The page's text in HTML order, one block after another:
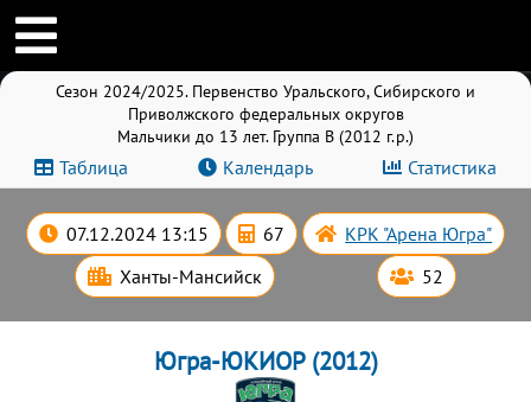
Сезон 2024/2025. Первенство Уральского, Сибирского и
Приволжского федеральных округов
Мальчики до 13 лет. Группа B (2012 г.р.)
Таблица Календарь Статистика
07.12.2024 13:15 67 КРК "Арена Югра"
Ханты-Мансийск 52
Югра-ЮКИОР (2012)